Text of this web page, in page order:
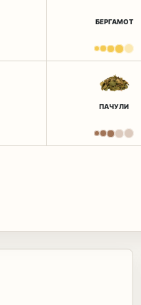
БЕРГАМОТ
ПАЧУЛИ